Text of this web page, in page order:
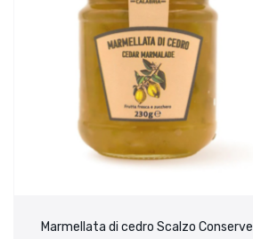
Marmellata di cedro Scalzo Conserve